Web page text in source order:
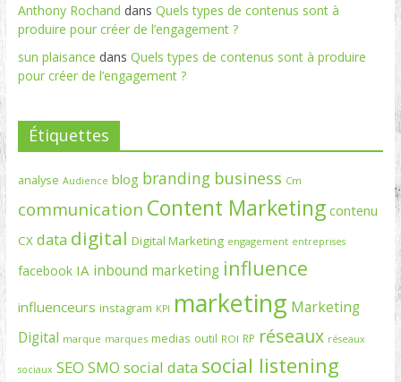
Anthony Rochand dans Quels types de contenus sont à
produire pour créer de l’engagement ?
sun plaisance dans Quels types de contenus sont à produire
pour créer de l’engagement ?
Étiquettes
analyse Audience blog branding business Cm
communication Content Marketing contenu
CX data digital Digital Marketing engagement entreprises
facebook IA inbound marketing influence
influenceurs instagram KPI marketing Marketing
Digital marque marques medias outil ROI RP réseaux réseaux
sociaux SEO SMO social data social listening